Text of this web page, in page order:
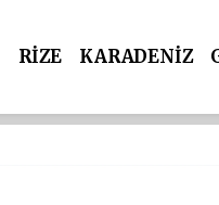
RİZE KARADENİZ